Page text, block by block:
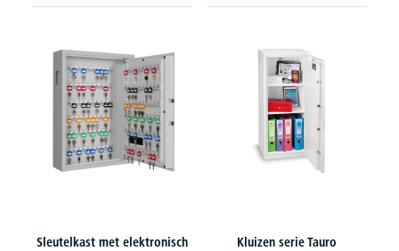
Sleutelkast met elektronisch
Kluizen serie Tauro